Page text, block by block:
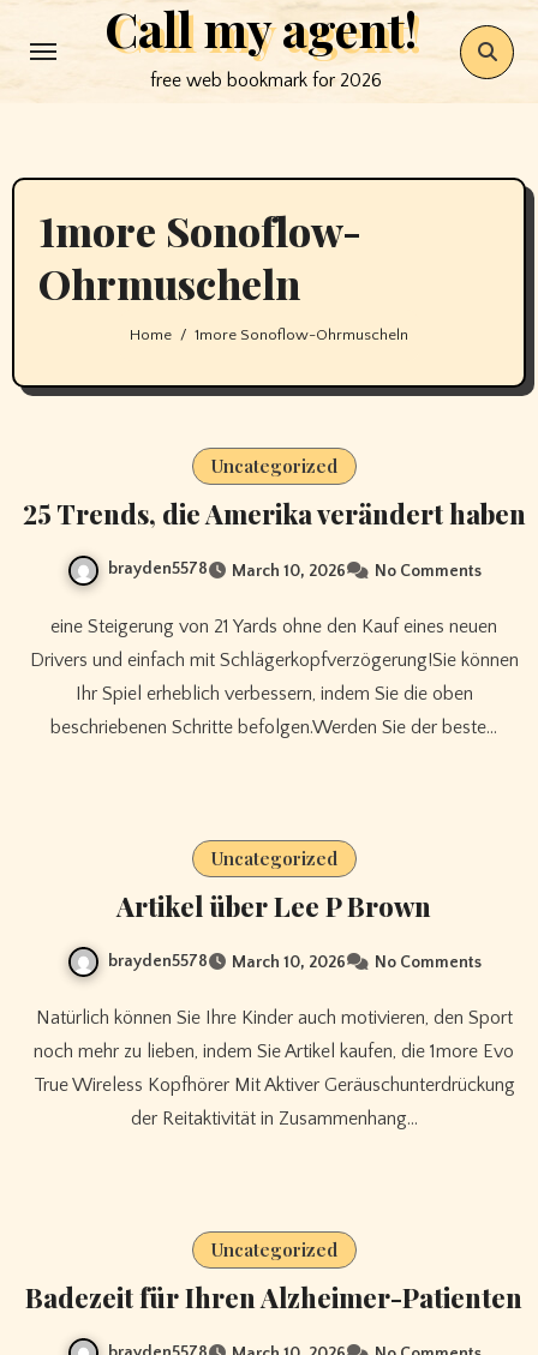
to
Call my agent!
free web bookmark for 2026
1more Sonoflow-
Ohrmuscheln
Home 1more Sonoflow-Ohrmuscheln
Uncategorized
25 Trends, die Amerika verändert haben
brayden5578 March 10, 2026 No Comments
eine Steigerung von 21 Yards ohne den Kauf eines neuen
Drivers und einfach mit Schlägerkopfverzögerung!Sie können
Ihr Spiel erheblich verbessern, indem Sie die oben
beschriebenen Schritte befolgen.Werden Sie der beste…
Uncategorized
Artikel über Lee P Brown
brayden5578 March 10, 2026 No Comments
Natürlich können Sie Ihre Kinder auch motivieren, den Sport
noch mehr zu lieben, indem Sie Artikel kaufen, die 1more Evo
True Wireless Kopfhörer Mit Aktiver Geräuschunterdrückung
der Reitaktivität in Zusammenhang…
Uncategorized
Badezeit für Ihren Alzheimer-Patienten